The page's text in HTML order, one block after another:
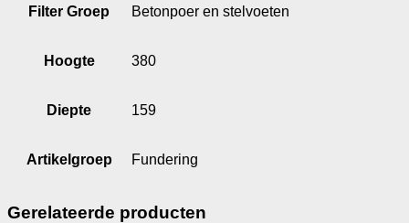
Filter Groep Betonpoer en stelvoeten
Hoogte 380
Diepte 159
Artikelgroep Fundering
Gerelateerde producten